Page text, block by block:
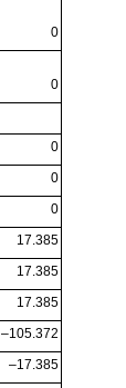
0
0
0
0
0
17.385
17.385
17.385
–105.372
–17.385